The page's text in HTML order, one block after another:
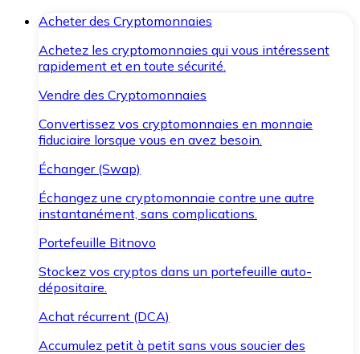
Acheter des Cryptomonnaies
Achetez les cryptomonnaies qui vous intéressent
rapidement et en toute sécurité.
Vendre des Cryptomonnaies
Convertissez vos cryptomonnaies en monnaie
fiduciaire lorsque vous en avez besoin.
Échanger (Swap)
Échangez une cryptomonnaie contre une autre
instantanément, sans complications.
Portefeuille Bitnovo
Stockez vos cryptos dans un portefeuille auto-
dépositaire.
Achat récurrent (DCA)
Accumulez petit à petit sans vous soucier des